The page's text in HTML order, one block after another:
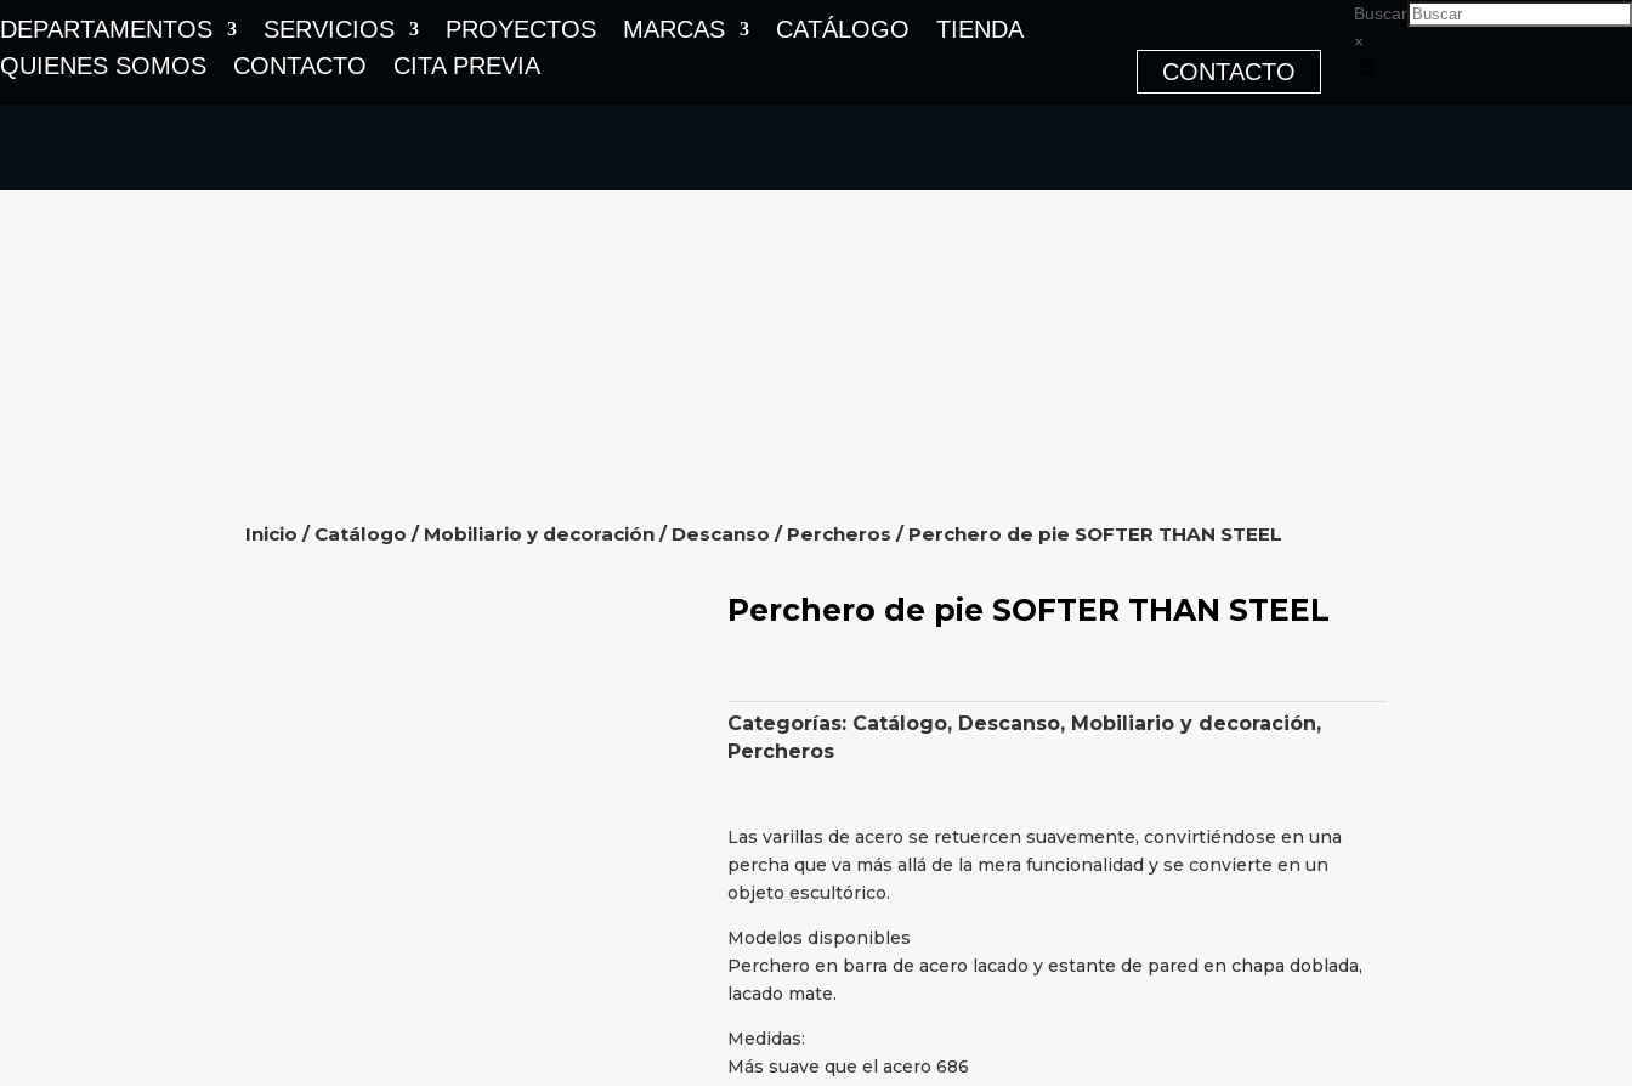
DEPARTAMENTOS SERVICIOS PROYECTOS MARCAS CATÁLOGO
TIENDA
QUIENES SOMOS
CONTACTO CITA PREVIA CONTACTO
Buscar
×
Inicio / Catálogo / Mobiliario y decoración/ Descanso / Percheros / Perchero de pie SOFTER THAN STEEL
Perchero de pie SOFTER THAN STEEL
Categorías: Catálogo, Descanso, Mobiliario y decoración,
Percheros
Las varillas de acero se retuercen suavemente, convirtiéndose en una
percha que va más allá de la mera funcionalidad y se convierte en un
objeto escultórico.
Modelos disponibles
Perchero en barra de acero lacado y estante de pared en chapa doblada,
lacado mate.
Medidas:
Más suave que el acero 686